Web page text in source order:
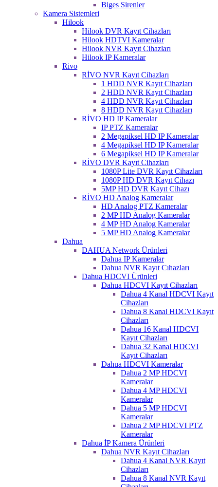
Biges Sirenler
Kamera Sistemleri
Hilook
Hilook DVR Kayıt Cihazları
Hilook HDTVI Kameralar
Hilook NVR Kayıt Cihazları
Hilook IP Kameralar
Rivo
RİVO NVR Kayıt Cihazları
1 HDD NVR Kayıt Cihazları
2 HDD NVR Kayıt Cihazları
4 HDD NVR Kayıt Cihazları
8 HDD NVR Kayıt Cihazları
RİVO HD IP Kameralar
IP PTZ Kameralar
2 Megapiksel HD IP Kameralar
4 Megapiksel HD IP Kameralar
6 Megapiksel HD IP Kameralar
RİVO DVR Kayıt Cihazları
1080P Lite DVR Kayıt Cihazları
1080P HD DVR Kayıt Cihazı
5MP HD DVR Kayıt Cihazı
RİVO HD Analog Kameralar
HD Analog PTZ Kameralar
2 MP HD Analog Kameralar
4 MP HD Analog Kameralar
5 MP HD Analog Kameralar
Dahua
DAHUA Network Ürünleri
Dahua IP Kameralar
Dahua NVR Kayıt Cıhazları
Dahua HDCVI Ürünleri
Dahua HDCVI Kayıt Cihazları
Dahua 4 Kanal HDCVI Kayıt
Cihazları
Dahua 8 Kanal HDCVI Kayıt
Cihazları
Dahua 16 Kanal HDCVI
Kayıt Cihazları
Dahua 32 Kanal HDCVI
Kayıt Cihazları
Dahua HDCVI Kameralar
Dahua 2 MP HDCVI
Kameralar
Dahua 4 MP HDCVI
Kameralar
Dahua 5 MP HDCVI
Kameralar
Dahua 2 MP HDCVI PTZ
Kameralar
Dahua İP Kamera Ürünleri
Dahua NVR Kayıt Cihazları
Dahua 4 Kanal NVR Kayıt
Cihazları
Dahua 8 Kanal NVR Kayıt